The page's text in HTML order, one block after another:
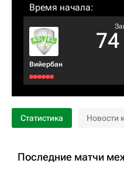
Время начала:
Вийербан
74
Статистика Новости
Последние матчи